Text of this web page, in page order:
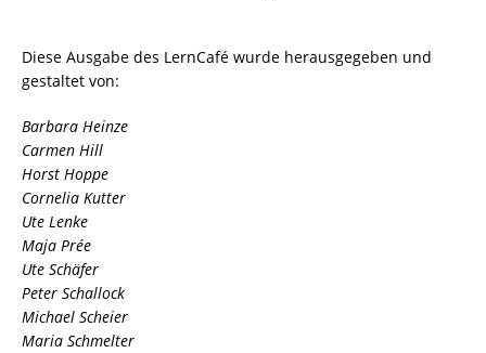
Diese Ausgabe des LernCafé wurde herausgegeben und
gestaltet von:
Barbara Heinze
Carmen Hill
Horst Hoppe
Cornelia Kutter
Ute Lenke
Maja Prée
Ute Schäfer
Peter Schallock
Michael Scheier
Maria Schmelter